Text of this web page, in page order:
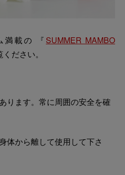
満載の 『 SUMMER MAMBO
ださい。
ります。常に周囲の安全を確
体から離して使用して下さ